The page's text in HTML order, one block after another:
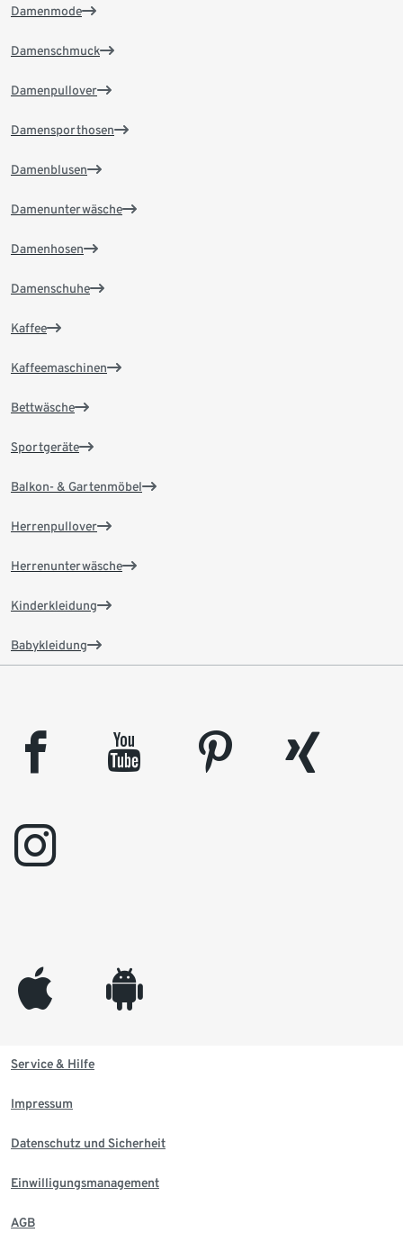
Damenmode
Damenschmuck
Damenpullover
Damensporthosen
Damenblusen
Damenunterwäsche
Damenhosen
Damenschuhe
Kaffee
Kaffeemaschinen
Bettwäsche
Sportgeräte
Balkon- & Gartenmöbel
Herrenpullover
Herrenunterwäsche
Kinderkleidung
Babykleidung
facebook youtube pinterest
xing
instagram
appleinc android
Service & Hilfe
Impressum
Datenschutz und Sicherheit
Einwilligungsmanagement
AGB